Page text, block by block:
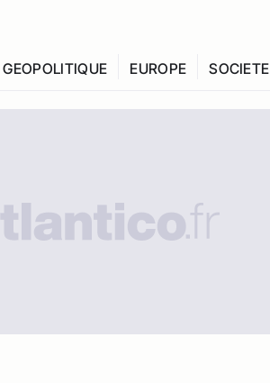
GEOPOLITIQUE EUROPE SOCIETE